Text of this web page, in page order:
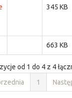
345 KB
663 KB
od 1 do 4 z 4
1